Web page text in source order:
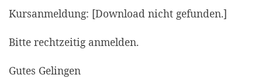
Kursanmeldung: [Download nicht gefunden.]
Bitte rechtzeitig anmelden.
Gutes Gelingen